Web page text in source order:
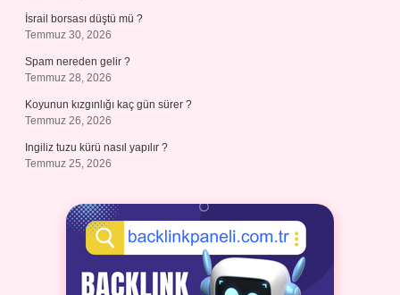
İsrail borsası düştü mü ?
Temmuz 30, 2026
Spam nereden gelir ?
Temmuz 28, 2026
Koyunun kızgınlığı kaç gün sürer ?
Temmuz 26, 2026
Ingiliz tuzu kürü nasıl yapılır ?
Temmuz 25, 2026